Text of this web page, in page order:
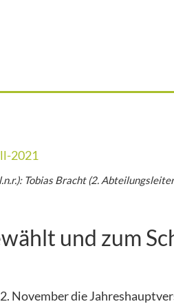
Tobias Bracht (2.
und zum
November die